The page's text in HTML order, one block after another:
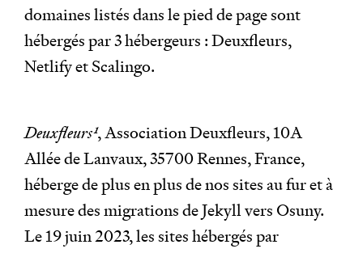
domaines listés dans le pied de page sont
hébergés par 3 hébergeurs : Deuxfleurs,
Netlify et Scalingo.
Deuxfleurs1, Association Deuxfleurs, 10A
Allée de Lanvaux, 35700 Rennes, France,
héberge de plus en plus de nos sites au fur et à
mesure des migrations de Jekyll vers Osuny.
Le 19 juin 2023, les sites hébergés par